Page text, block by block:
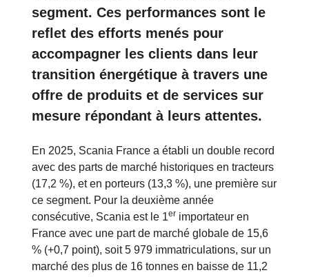
segment. Ces performances sont le
reflet des efforts menés pour
accompagner les clients dans leur
transition énergétique à travers une
offre de produits et de services sur
mesure répondant à leurs attentes.
En 2025, Scania France a établi un double record
avec des parts de marché historiques en tracteurs
(17,2 %), et en porteurs (13,3 %), une première sur
ce segment. Pour la deuxième année
consécutive, Scania est le 1er importateur en
France avec une part de marché globale de 15,6
% (+0,7 point), soit 5 979 immatriculations, sur un
marché des plus de 16 tonnes en baisse de 11,2